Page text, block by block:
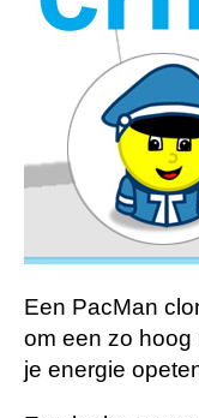
Een PacMan
om een zo hoog
je energie